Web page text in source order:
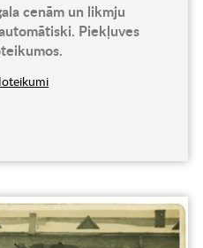
cenām un likmju
Piekļuves